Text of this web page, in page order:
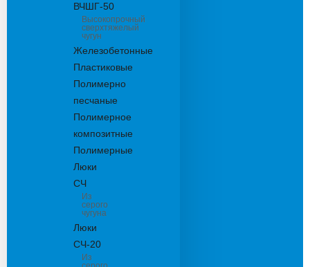
ВЧШГ-50
Высокопрочный
сверхтяжелый
чугун
Железобетонные
Пластиковые
Полимерно
песчаные
Полимерное
композитные
Полимерные
Люки
СЧ
Из
серого
чугуна
Люки
СЧ-20
Из